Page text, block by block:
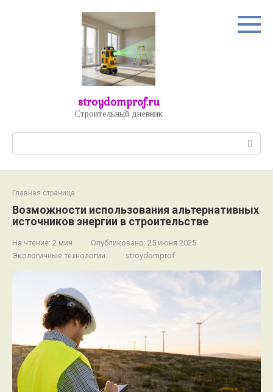
stroydomprof.ru
Строительный дневник
Главная страница
Возможности использования альтернативных
источников энергии в строительстве
На чтение: 2 мин Опубликовано: 25 июня 2025
Экологичные технологии
stroydomprof